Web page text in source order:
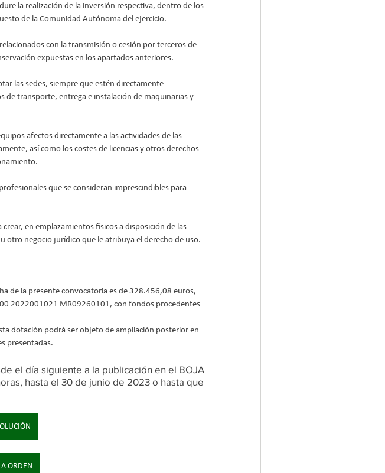
la realización de la inversión respectiva, dentro de los
de la Comunidad Autónoma del ejercicio.
con la transmisión o cesión por terceros de
expuestas en los apartados anteriores.
las sedes, siempre que estén directamente
de transporte, entrega e instalación de maquinarias y
afectos directamente a las actividades de las
así como los costes de licencias y otros derechos
que se consideran imprescindibles para
en emplazamientos físicos a disposición de las
otro negocio jurídico que le atribuya el derecho de uso.
de la presente convocatoria es de 328.456,08 euros,
2022001021 MR09260101, con fondos procedentes
dotación podrá ser objeto de ampliación posterior en
presentadas.
el día siguiente a la publicación en el BOJA
hasta el 30 de junio de 2023 o hasta que
ORDEN